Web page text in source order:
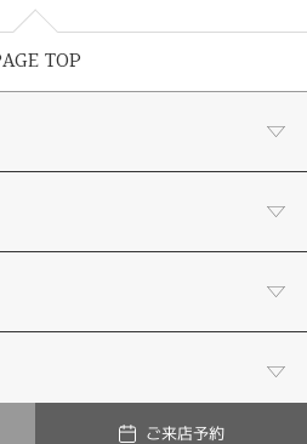
ご来店予約
TOP
All Rights Reserved.